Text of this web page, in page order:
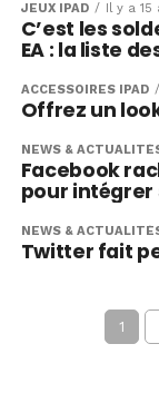
JEUX IPAD Il y a 15
C’est les
EA : la liste
ACCESSOIRES IPAD
Offrez un
NEWS &
Facebook
pour
NEWS &
Twitter fait
1